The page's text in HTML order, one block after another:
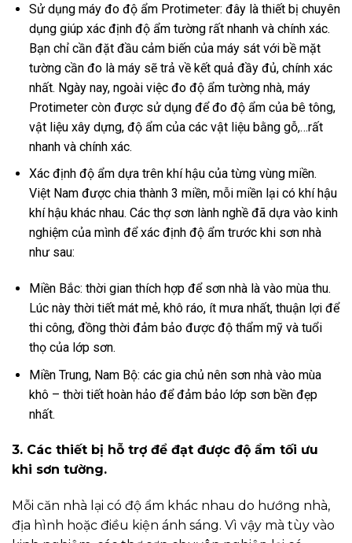
Sử dụng máy đo độ ẩm Protimeter: đây là thiết bị chuyên
dụng giúp xác định độ ẩm tường rất nhanh và chính xác.
Bạn chỉ cần đặt đầu cảm biến của máy sát với bề mặt
tường cần đo là máy sẽ trả về kết quả đầy đủ, chính xác
nhất. Ngày nay, ngoài việc đo độ ẩm tường nhà, máy
Protimeter còn được sử dụng để đo độ ẩm của bê tông,
vật liệu xây dựng, độ ẩm của các vật liệu bằng gỗ,…rất
nhanh và chính xác.
Xác định độ ẩm dựa trên khí hậu của từng vùng miền.
Việt Nam được chia thành 3 miền, mỗi miền lại có khí hậu
khí hậu khác nhau. Các thợ sơn lành nghề đã dựa vào kinh
nghiệm của mình để xác định độ ẩm trước khi sơn nhà
như sau:
Miền Bắc: thời gian thích hợp để sơn nhà là vào mùa thu.
Lúc này thời tiết mát mẻ, khô ráo, ít mưa nhất, thuận lợi để
thi công, đồng thời đảm bảo được độ thẩm mỹ và tuổi
thọ của lớp sơn.
Miền Trung, Nam Bộ: các gia chủ nên sơn nhà vào mùa
khô – thời tiết hoàn hảo để đảm bảo lớp sơn bền đẹp
nhất.
3. Các thiết bị hỗ trợ để đạt được độ ẩm tối ưu
khi sơn tường.
Mỗi căn nhà lại có độ ẩm khác nhau do hướng nhà,
địa hình hoặc điều kiện ánh sáng. Vì vậy mà tùy vào